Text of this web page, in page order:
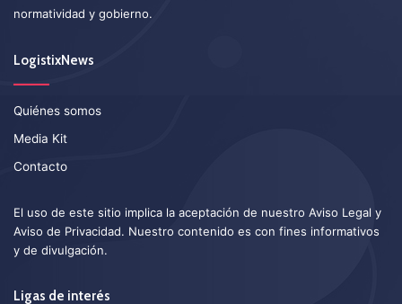
normatividad y gobierno.
LogistixNews
Quiénes somos
Media Kit
Contacto
El uso de este sitio implica la aceptación de nuestro Aviso Legal y
Aviso de Privacidad. Nuestro contenido es con fines informativos
y de divulgación.
Ligas de interés